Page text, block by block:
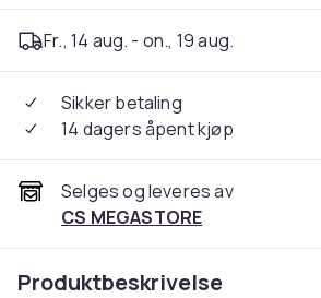
Fr., 14 aug. - on., 19 aug.
Sikker betaling
14 dagers åpent kjøp
Selges og leveres av
CS MEGASTORE
Produktbeskrivelse